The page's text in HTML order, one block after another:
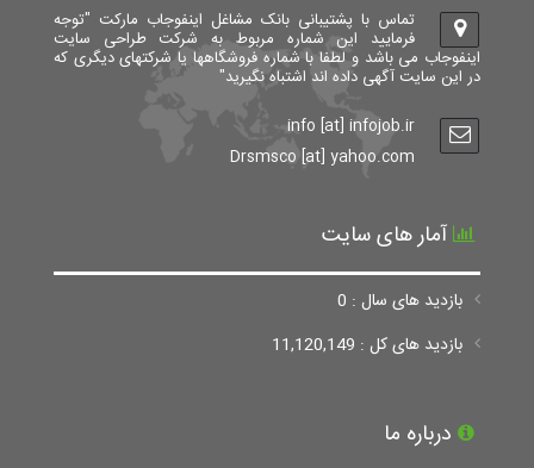
تماس با پشتیبانی بانک مشاغل اینفوجاب مارکت "توجه
فرمایید این شماره مربوط به شرکت طراحی سایت
اینفوجاب می باشد و لطفا با شماره فروشگاهها یا شرکتهای دیگری که
در این سایت آگهی داده اند اشتباه نگیرید"
info [at] infojob.ir
Drsmsco [at] yahoo.com
آمار های سایت
بازدید های سال : 0
بازدید های کل : 11,120,149
درباره ما